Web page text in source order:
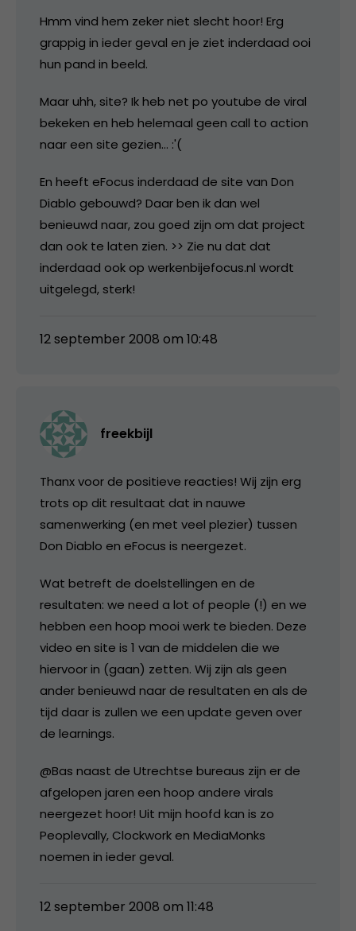
Hmm vind hem zeker niet slecht hoor! Erg
grappig in ieder geval en je ziet inderdaad ooi
hun pand in beeld.
Maar uhh, site? Ik heb net po youtube de viral
bekeken en heb helemaal geen call to action
naar een site gezien… :'(
En heeft eFocus inderdaad de site van Don
Diablo gebouwd? Daar ben ik dan wel
benieuwd naar, zou goed zijn om dat project
dan ook te laten zien. >> Zie nu dat dat
inderdaad ook op werkenbijefocus.nl wordt
uitgelegd, sterk!
12 september 2008 om 10:48
freekbijl
Thanx voor de positieve reacties! Wij zijn erg
trots op dit resultaat dat in nauwe
samenwerking (en met veel plezier) tussen
Don Diablo en eFocus is neergezet.
Wat betreft de doelstellingen en de
resultaten: we need a lot of people (!) en we
hebben een hoop mooi werk te bieden. Deze
video en site is 1 van de middelen die we
hiervoor in (gaan) zetten. Wij zijn als geen
ander benieuwd naar de resultaten en als de
tijd daar is zullen we een update geven over
de learnings.
@Bas naast de Utrechtse bureaus zijn er de
afgelopen jaren een hoop andere virals
neergezet hoor! Uit mijn hoofd kan is zo
Peoplevally, Clockwork en MediaMonks
noemen in ieder geval.
12 september 2008 om 11:48